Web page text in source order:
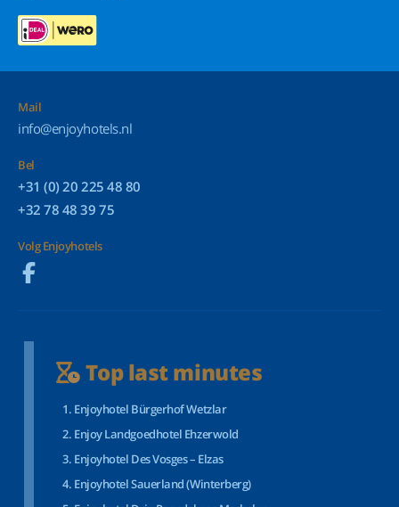
Mail
info@enjoyhotels.nl
Bel
+31 (0) 20 225 48 80
+32 78 48 39 75
Volg Enjoyhotels
Top last minutes
Enjoyhotel Bürgerhof Wetzlar
Enjoy Landgoedhotel Ehzerwold
Enjoyhotel Des Vosges – Elzas
Enjoyhotel Sauerland (Winterberg)